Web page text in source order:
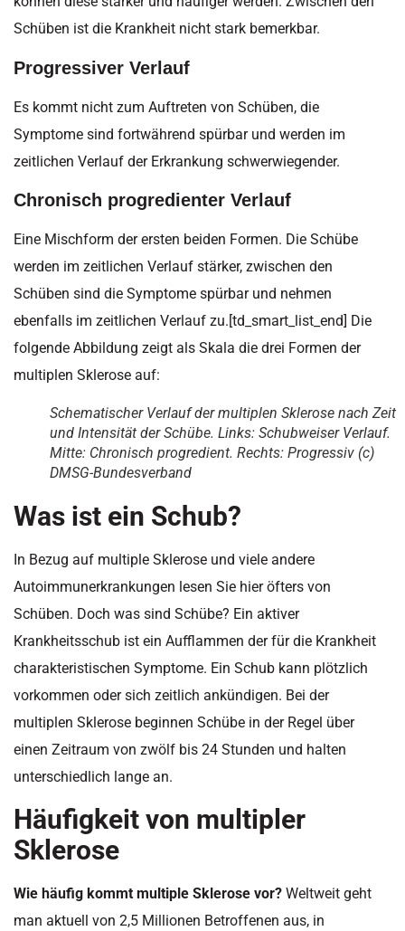
Schüben ist die Krankheit nicht stark bemerkbar.
Progressiver Verlauf
Es kommt nicht zum Auftreten von Schüben, die
Symptome sind fortwährend spürbar und werden im
zeitlichen Verlauf der Erkrankung schwerwiegender.
Chronisch progredienter Verlauf
Eine Mischform der ersten beiden Formen. Die Schübe
werden im zeitlichen Verlauf stärker, zwischen den
Schüben sind die Symptome spürbar und nehmen
ebenfalls im zeitlichen Verlauf zu.[td_smart_list_end] Die
folgende Abbildung zeigt als Skala die drei Formen der
multiplen Sklerose auf:
Schematischer Verlauf der multiplen Sklerose nach Zeit
und Intensität der Schübe. Links: Schubweiser Verlauf.
Mitte: Chronisch progredient. Rechts: Progressiv (c)
DMSG-Bundesverband
Was ist ein Schub?
In Bezug auf multiple Sklerose und viele andere
Autoimmunerkrankungen lesen Sie hier öfters von
Schüben. Doch was sind Schübe? Ein aktiver
Krankheitsschub ist ein Aufflammen der für die Krankheit
charakteristischen Symptome. Ein Schub kann plötzlich
vorkommen oder sich zeitlich ankündigen. Bei der
multiplen Sklerose beginnen Schübe in der Regel über
einen Zeitraum von zwölf bis 24 Stunden und halten
unterschiedlich lange an.
Häufigkeit von multipler
Sklerose
Wie häufig kommt multiple Sklerose vor? Weltweit geht
man aktuell von 2,5 Millionen Betroffenen aus, in